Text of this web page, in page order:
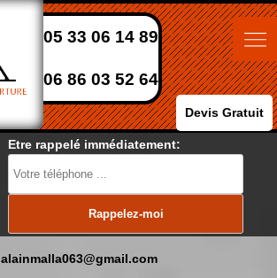
05 33 06 14 89
06 86 03 52 64
Devis Gratuit
Etre rappelé immédiatement:
alainmalla063@gmail.com